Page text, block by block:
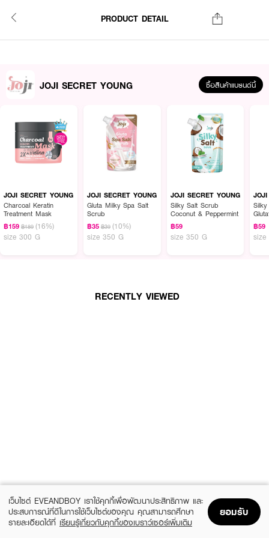
PRODUCT DETAIL
JOJI SECRET YOUNG ซื้อสินค้าแบรนด์นี้
JOJI SECRET YOUNG
Charcoal Keratin
Treatment Mask
฿159 ฿189 (16%)
size 300 G
JOJI SECRET YOUNG
Gluta Milky Spa Salt
Scrub
฿35 ฿39 (10%)
size 350 G
JOJI SECRET YOUNG
Silky Salt Scrub
Coconut & Peppermint
฿59
size 350 G
JOJI
฿59
size
RECENTLY VIEWED
เว็บไซต์ EVEANDBOY เราใช้คุกกี้เพื่อพัฒนาประสิทธิภาพ และ
ประสบการณ์ที่ดีในการใช้เว็บไซต์ของคุณ คุณสามารถศึกษา
รายละเอียดได้ที่ เรียนรู้เกี่ยวกับคุกกี้ของเบราว์เซอร์เพิ่มเติม
ยอมรับ